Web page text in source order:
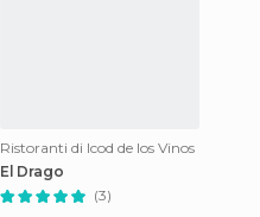
Ristoranti di Icod de los Vinos
El Drago
(3)